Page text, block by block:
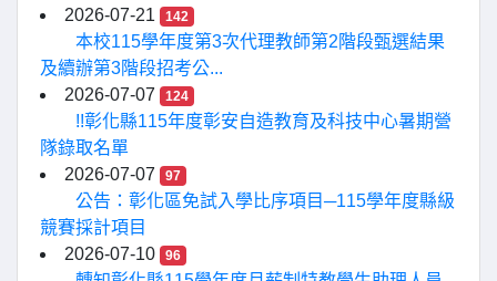
2026-07-21
142
本校115學年度第3次代理教師第2階段甄選結果
及續辦第3階段招考公...
2026-07-07
124
!!彰化縣115年度彰安自造教育及科技中心暑期營
隊錄取名單
2026-07-07
97
公告：彰化區免試入學比序項目─115學年度縣級
競賽採計項目
2026-07-10
96